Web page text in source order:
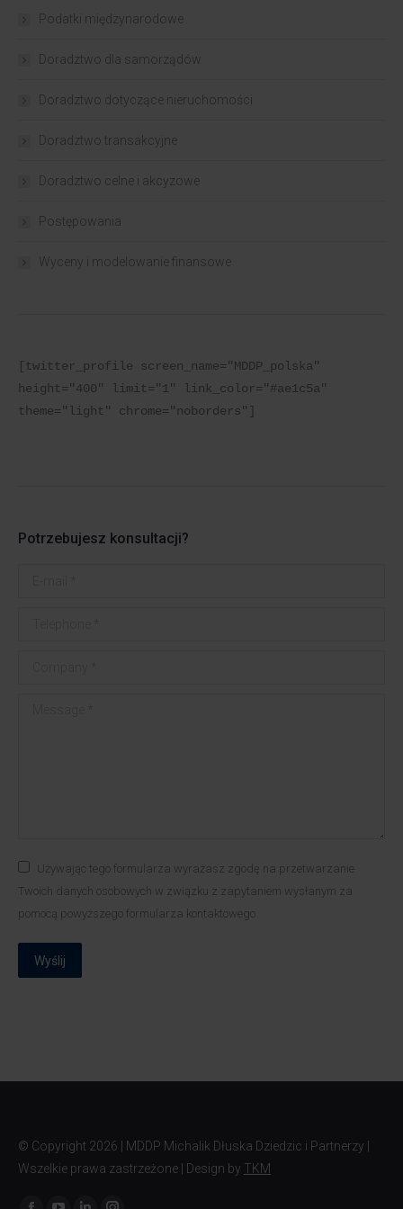
Podatki międzynarodowe
Doradztwo dla samorządów
Doradztwo dotyczące nieruchomości
Doradztwo transakcyjne
Doradztwo celne i akcyzowe
Postępowania
Wyceny i modelowanie finansowe
[twitter_profile screen_name="MDDP_polska"
height="400" limit="1" link_color="#ae1c5a"
theme="light" chrome="noborders"]
Potrzebujesz konsultacji?
Używając tego formularza wyrażasz zgodę na przetwarzanie
Twoich danych osobowych w związku z zapytaniem wysłanym za
pomocą powyższego formularza kontaktowego
Wyślij
© Copyright 2026 | MDDP Michalik Dłuska Dziedzic i Partnerzy |
Wszelkie prawa zastrzeżone | Design by TKM
Znajdź nas na: